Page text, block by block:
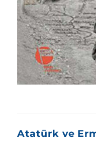
Atatürk ve